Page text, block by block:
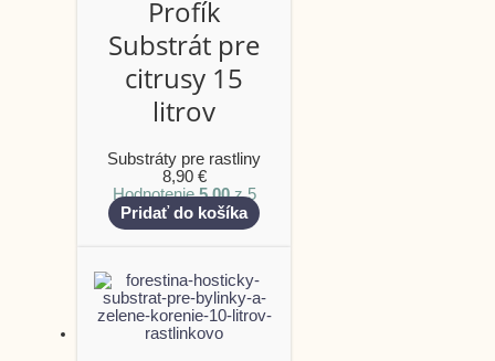
Profík
Substrát pre
citrusy 15
litrov
Substráty pre rastliny
8,90 €
Hodnotenie5.00z 5
Pridať do košíka